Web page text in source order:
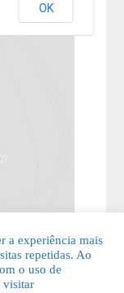
OK
a experiência mais
repetidas. Ao
o uso de
visitar